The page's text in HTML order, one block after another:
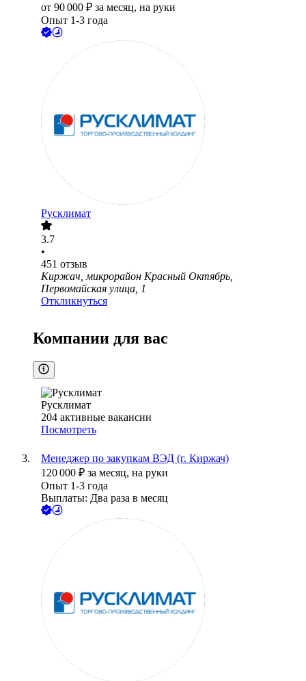
от 90 000 ₽ за месяц, на руки
Опыт 1-3 года
Русклимат
3.7
•
451 отзыв
Киржач, микрорайон Красный Октябрь,
Первомайская улица, 1
Откликнуться
Компании для вас
Русклимат
204 активные вакансии
Посмотреть
Менеджер по закупкам ВЭД (г. Киржач)
120 000 ₽ за месяц, на руки
Опыт 1-3 года
Выплаты: Два раза в месяц